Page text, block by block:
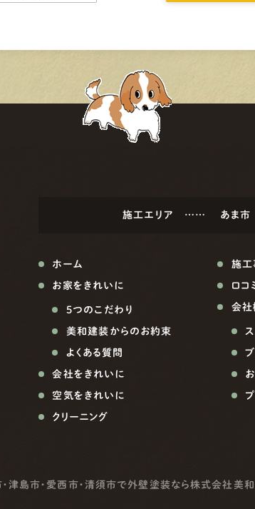
施工エリア …… あま市
ホーム
お家をきれいに
5つのこだわり
美和建装からのお約束
よくある質問
会社をきれいに
空気をきれいに
クリーニング
施工
口コ
会社
・津島市・愛西市・清須市で外壁塗装なら株式会社美